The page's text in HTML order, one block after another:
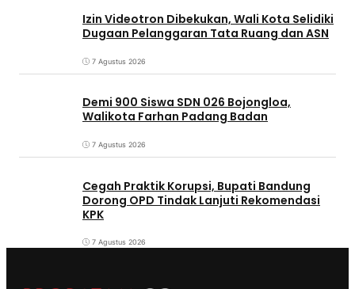
Izin Videotron Dibekukan, Wali Kota Selidiki
Dugaan Pelanggaran Tata Ruang dan ASN
7 Agustus 2026
Demi 900 Siswa SDN 026 Bojongloa,
Walikota Farhan Padang Badan
7 Agustus 2026
Cegah Praktik Korupsi, Bupati Bandung
Dorong OPD Tindak Lanjuti Rekomendasi
KPK
7 Agustus 2026